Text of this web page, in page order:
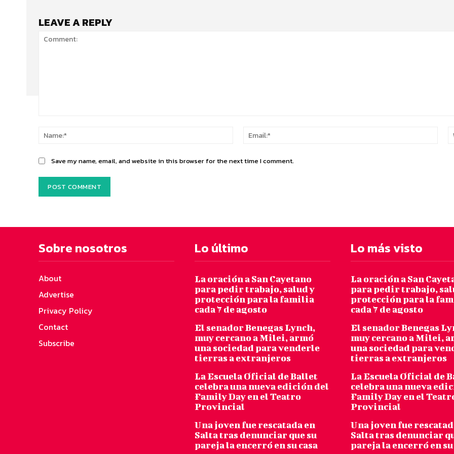
LEAVE A REPLY
Name:*
Save my name, email, and website in this browser for the next time I comment.
Sobre nosotros
About
Advertise
Privacy Policy
Contact
Subscribe
Lo último
La oración a San Cayetano
para pedir trabajo, salud y
protección para la familia
cada 7 de agosto
El senador Benegas Lynch,
muy cercano a Milei, armó
una sociedad para venderle
tierras a extranjeros
La Escuela Oficial de Ballet
celebra una nueva edición del
Family Day en el Teatro
Provincial
Una joven fue rescatada en
Salta tras denunciar que su
pareja la encerró en su casa
Lo más visto
La oración a San
para pedir trabajo,
protección para la
cada 7 de agosto
El senador Benegas
muy cercano a Milei,
una sociedad para
tierras a extranjeros
La Escuela Oficial de
celebra una nueva
Family Day en el
Provincial
Una joven fue
Salta tras denunciar
pareja la encerró en su